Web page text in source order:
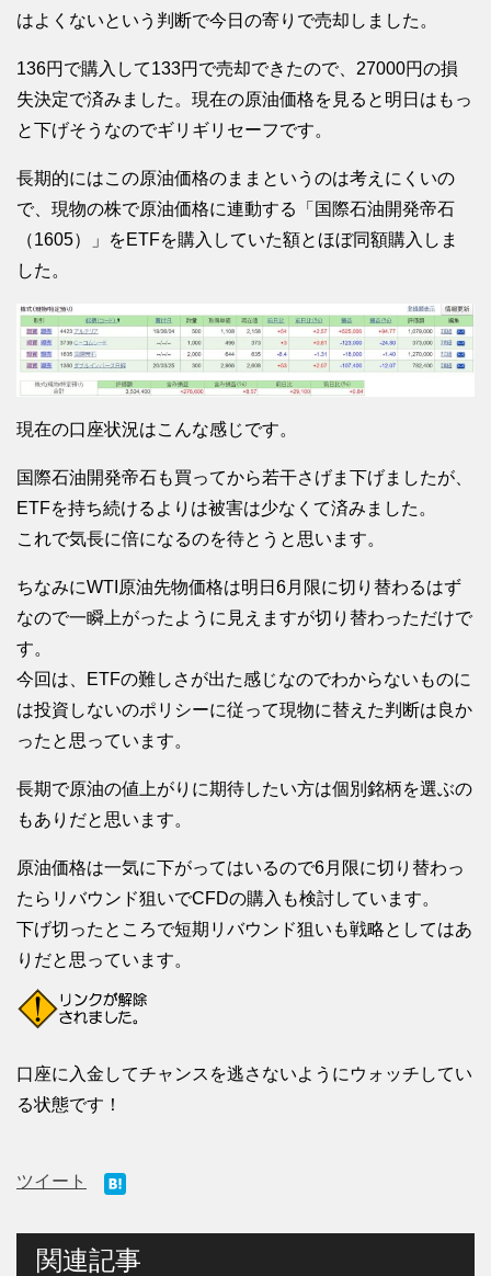
はよくないという判断で今日の寄りで売却しました。
136円で購入して133円で売却できたので、27000円の損
失決定で済みました。現在の原油価格を見ると明日はもっ
と下げそうなのでギリギリセーフです。
長期的にはこの原油価格のままというのは考えにくいの
で、現物の株で原油価格に連動する「国際石油開発帝石
（1605）」をETFを購入していた額とほぼ同額購入しま
した。
現在の口座状況はこんな感じです。
国際石油開発帝石も買ってから若干さげま下げましたが、
ETFを持ち続けるよりは被害は少なくて済みました。
これで気長に倍になるのを待とうと思います。
ちなみにWTI原油先物価格は明日6月限に切り替わるはず
なので一瞬上がったように見えますが切り替わっただけで
す。
今回は、ETFの難しさが出た感じなのでわからないものに
は投資しないのポリシーに従って現物に替えた判断は良か
ったと思っています。
長期で原油の値上がりに期待したい方は個別銘柄を選ぶの
もありだと思います。
原油価格は一気に下がってはいるので6月限に切り替わっ
たらリバウンド狙いでCFDの購入も検討しています。
下げ切ったところで短期リバウンド狙いも戦略としてはあ
りだと思っています。
口座に入金してチャンスを逃さないようにウォッチしてい
る状態です！
ツイート
関連記事